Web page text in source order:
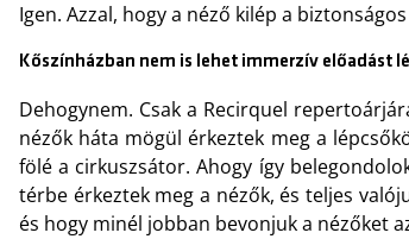
Igen. Azzal, hogy a néző kilép a
Kőszínházban nem is lehet immerzív előadást
Dehogynem. Csak a Recirquel
nézők háta mögül érkeztek meg a
fölé a cirkuszsátor. Ahogy így
térbe érkeztek meg a nézők, és teljes
és hogy minél jobban bevonjuk a nézőket